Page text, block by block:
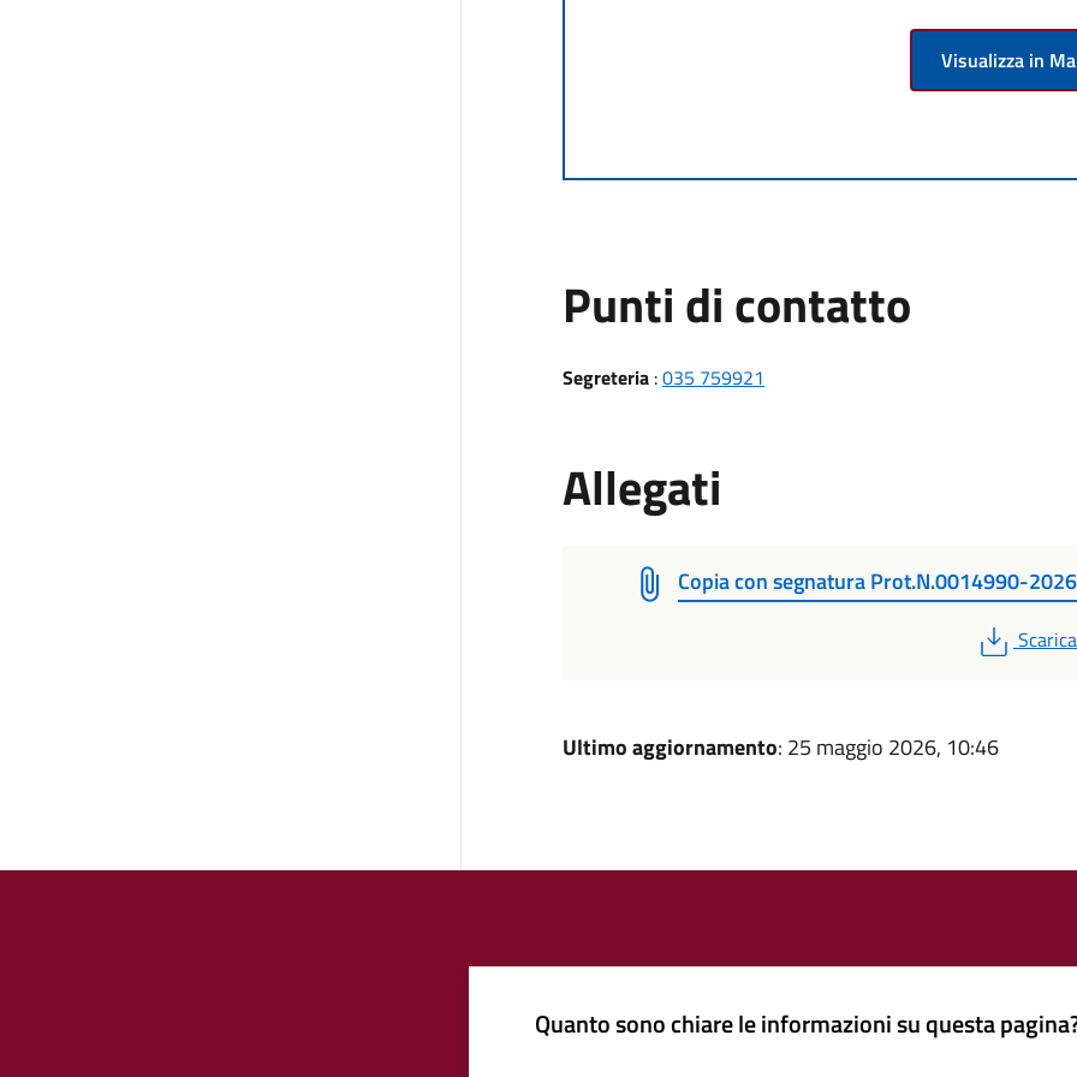
Visualizza in
Punti di contatto
Segreteria:035 759921
Allegati
Copia con segnatura Prot.N.0014990-2026
PDF
Scarica
Ultimo aggiornamento: 25 maggio 2026, 10:46
Quanto sono chiare le informazioni su questa